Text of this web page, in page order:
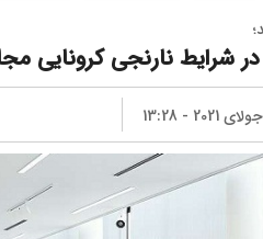
شرایط نارنجی کرونایی